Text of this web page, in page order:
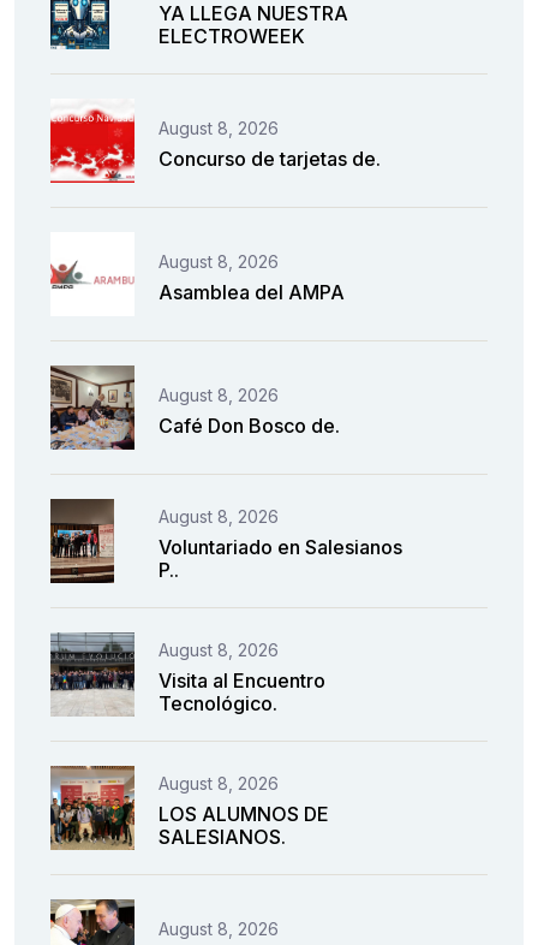
YA LLEGA NUESTRA
ELECTROWEEK
August 8, 2026
Concurso de tarjetas de.
August 8, 2026
Asamblea del AMPA
August 8, 2026
Café Don Bosco de.
August 8, 2026
Voluntariado en Salesianos
P..
August 8, 2026
Visita al Encuentro
Tecnológico.
August 8, 2026
LOS ALUMNOS DE
SALESIANOS.
August 8, 2026